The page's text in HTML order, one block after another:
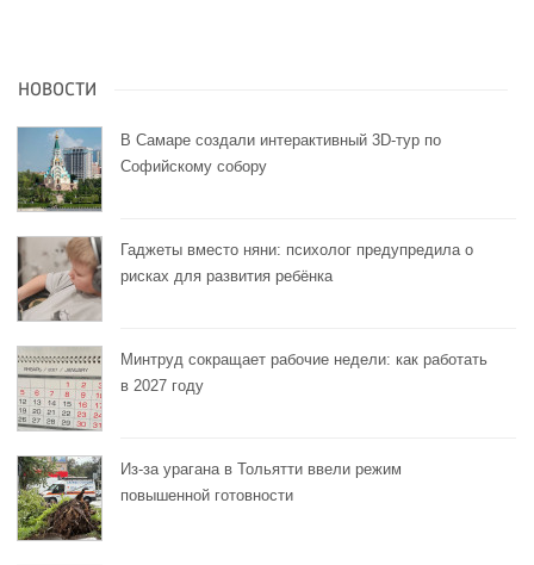
НОВОСТИ
В Самаре создали интерактивный 3D-тур по
Софийскому собору
Гаджеты вместо няни: психолог предупредила о
рисках для развития ребёнка
Минтруд сокращает рабочие недели: как работать
в 2027 году
Из-за урагана в Тольятти ввели режим
повышенной готовности